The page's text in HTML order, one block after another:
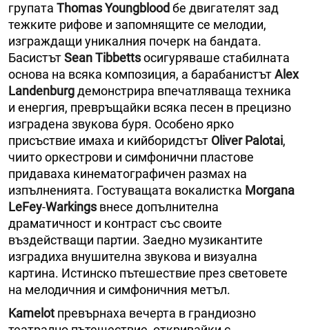
групата Thomas Youngblood бе двигателят зад
тежките рифове и запомнящите се мелодии,
изграждащи уникалния почерк на бандата.
БасистътSean Tibbettsосигуряваше стабилната
основа на всяка композиция, а барабанистътAlex
Landenburgдемонстрира впечатляваща техника
и енергия, превръщайки всяка песен в прецизно
изградена звукова буря. Особено ярко
присъствие имаха и кийборидстът Oliver Palotai,
чиито оркестрови и симфонични пластове
придаваха кинематографичен размах на
изпълненията. Гостуващата вокалистка Morgana
LeFey-Warkings внесе допълнителна
драматичност и контраст със своите
въздействащи партии. Заедно музикантите
изградиха внушителна звукова и визуална
картина. Истинско пътешествие през световете
на мелодичния и симфоничния метъл.
Kamelot превърнаха вечерта в грандиозно